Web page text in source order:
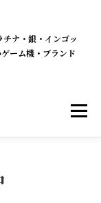
ナ・銀・インゴッ
ーム機・ブランド
メニ